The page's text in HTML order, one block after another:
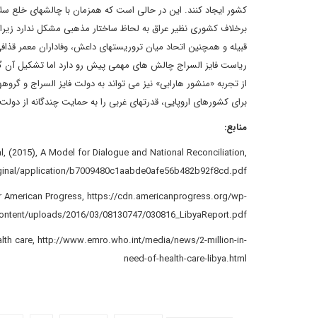
کشور ایجاد کنند. این در حالی است که همزمان با چالش‏های خلع
قبیله و همچنین اتحاد میان تروریست‏های داعش، وفاداران
ریاست فایز السراج چالش ‏های مهمی پیش ‏رو دارد اما تشکیل آن
از تجربه «منشور هارابی» نیز می ‏تواند به دولت فایز السراج و
برای کشورهای اروپایی، قدرت‏های غربی را به حمایت چندگانه از
منابع:
(2015), A Model for Dialogue and National Reconciliation,
application/b7009480c1aabde0afe56b482b92f8cd.pdf
Progress, https://cdn.americanprogress.org/wp-
uploads/2016/03/08130747/030816_LibyaReport.pdf
care, http://www.emro.who.int/media/news/2-million-in-
need-of-health-care-libya.html